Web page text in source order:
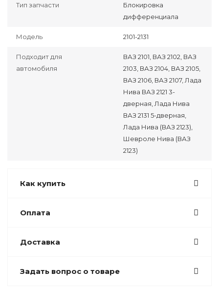
Тип запчасти
Блокировка
дифференциала
Модель 2101-2131
Подходит для
автомобиля
ВАЗ 2101, ВАЗ 2102, ВАЗ
2103, ВАЗ 2104, ВАЗ 2105,
ВАЗ 2106, ВАЗ 2107, Лада
Нива ВАЗ 2121 3-
дверная, Лада Нива
ВАЗ 2131 5-дверная,
Лада Нива (ВАЗ 2123),
Шевроле Нива (ВАЗ
2123)
Как купить
Оплата
Доставка
Задать вопрос о товаре